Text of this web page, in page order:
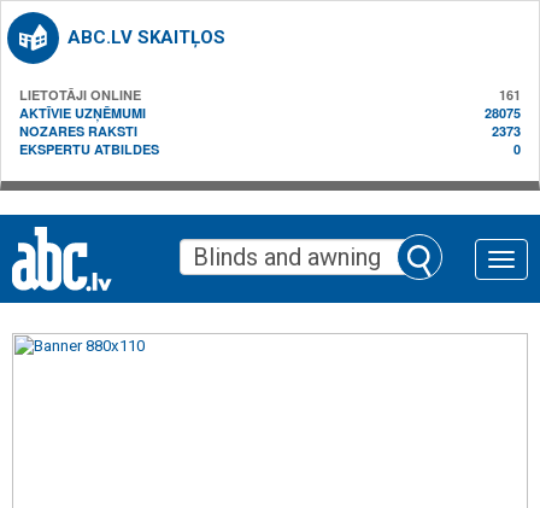
ABC.LV SKAITĻOS
LIETOTĀJI ONLINE
161
AKTĪVIE UZŅĒMUMI
28075
NOZARES RAKSTI
2373
EKSPERTU ATBILDES
0
Toggle